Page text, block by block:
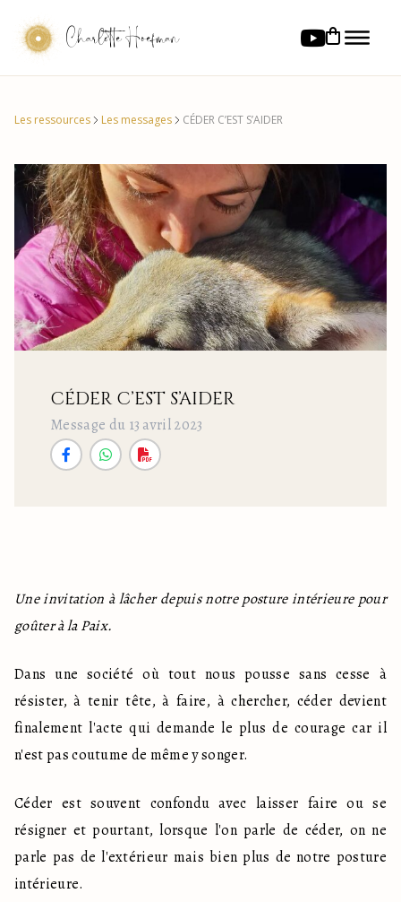
Charlotte Hoefman
Les ressources Les messages CÉDER C’EST S’AIDER
CÉDER C’EST S’AIDER
Message du 13 avril 2023
Une invitation à lâcher depuis notre posture intérieure pour
goûter à la Paix.
Dans une société où tout nous pousse sans cesse à
résister, à tenir tête, à faire, à chercher, céder devient
finalement l'acte qui demande le plus de courage car il
n'est pas coutume de même y songer.
Céder est souvent confondu avec laisser faire ou se
résigner et pourtant, lorsque l'on parle de céder, on ne
parle pas de l'extérieur mais bien plus de notre posture
intérieure.